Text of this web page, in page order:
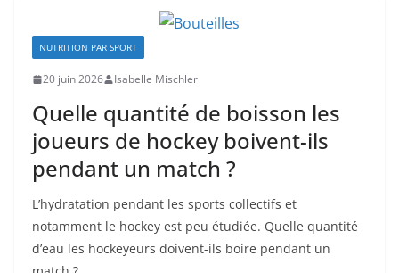
NUTRITION PAR SPORT
20 juin 2026 Isabelle Mischler
Quelle quantité de boisson les
joueurs de hockey boivent-ils
pendant un match ?
L’hydratation pendant les sports collectifs et
notamment le hockey est peu étudiée. Quelle quantité
d’eau les hockeyeurs doivent-ils boire pendant un